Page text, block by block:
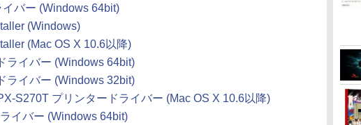
バー (Windows 64bit)
(Windows)
(Mac OS X 10.6以降)
ライバー (Windows 64bit)
ライバー (Windows 32bit)
S270T プリンタードライバー (Mac OS X 10.6以降)
イバー (Windows 64bit)